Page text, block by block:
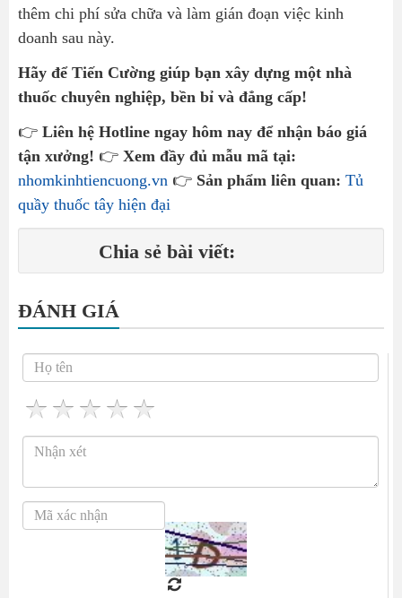
thêm chi phí sửa chữa và làm gián đoạn việc kinh
doanh sau này.
Hãy để Tiến Cường giúp bạn xây dựng một nhà
thuốc chuyên nghiệp, bền bỉ và đẳng cấp!
👉 Liên hệ Hotline ngay hôm nay để nhận báo giá
tận xưởng! 👉 Xem đầy đủ mẫu mã tại:
nhomkinhtiencuong.vn 👉 Sản phẩm liên quan: Tủ
quầy thuốc tây hiện đại
Chia sẻ bài viết:
ĐÁNH GIÁ